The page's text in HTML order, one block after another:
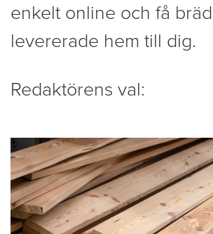
enkelt online och få
levererade hem till dig.
Redaktörens val: